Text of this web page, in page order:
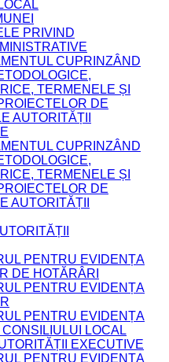
PRIVIND
CUPRINZÂND
TERMENELE ȘI
DE
AUTORITĂȚII
CUPRINZÂND
TERMENELE ȘI
DE
AUTORITĂȚII
PENTRU EVIDENȚA
DE HOTĂRÂRI
PENTRU EVIDENȚA
PENTRU EVIDENȚA
LOCAL
EXECUTIVE
PENTRU EVIDENȚA